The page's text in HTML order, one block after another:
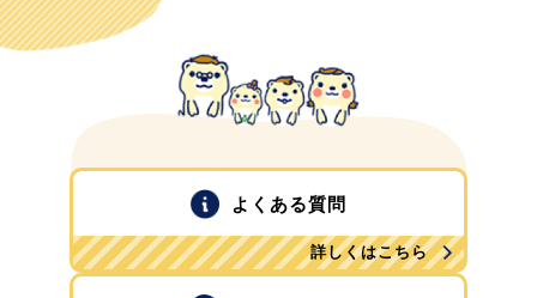
よくある質問
詳しくはこちら